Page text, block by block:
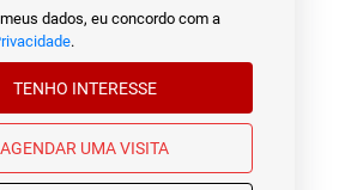
dados, eu concordo com a
.
TENHO INTERESSE
AGENDAR UMA VISITA